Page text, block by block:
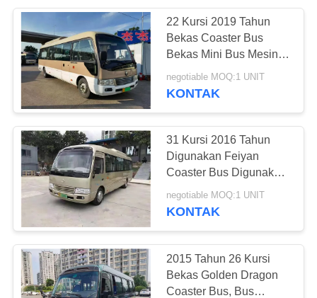
SITEMAP
KEBIJAKAN
PRIVASI
Truk Traktor Bekas
189
Truk Dump Bekas
22 Kursi 2019 Tahun
Bekas Coaster Bus
Bekas Mini Bus Mesin
Listrik Kemudi Tangan
Kiri
negotiable MOQ:1 UNIT
KONTAK
31 Kursi 2016 Tahun
Digunakan Feiyan
Coaster Bus Digunakan
Mini Bus Coaster Bus
Dengan Mesin Listrik
negotiable MOQ:1 UNIT
KONTAK
2015 Tahun 26 Kursi
Bekas Golden Dragon
Coaster Bus, Bus